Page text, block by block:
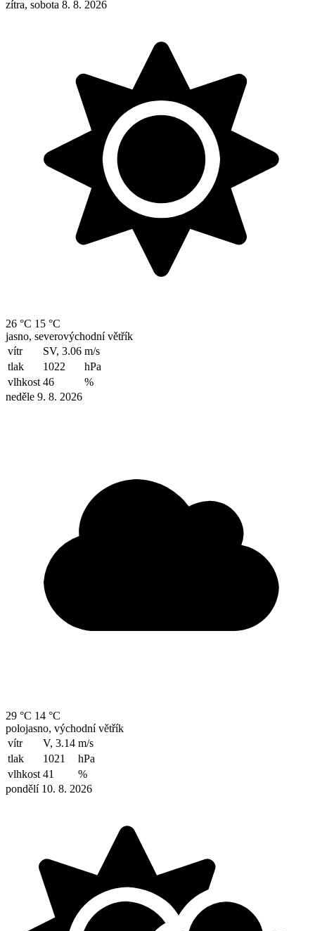
zítra, sobota 8. 8. 2026
26 °C 15 °C
jasno, severovýchodní větřík
vítr
SV, 3.06 m/s
tlak
1022
hPa
vlhkost 46
%
neděle 9. 8. 2026
29 °C 14 °C
polojasno, východní větřík
vítr
V, 3.14 m/s
tlak
1021
hPa
vlhkost 41
%
pondělí 10. 8. 2026